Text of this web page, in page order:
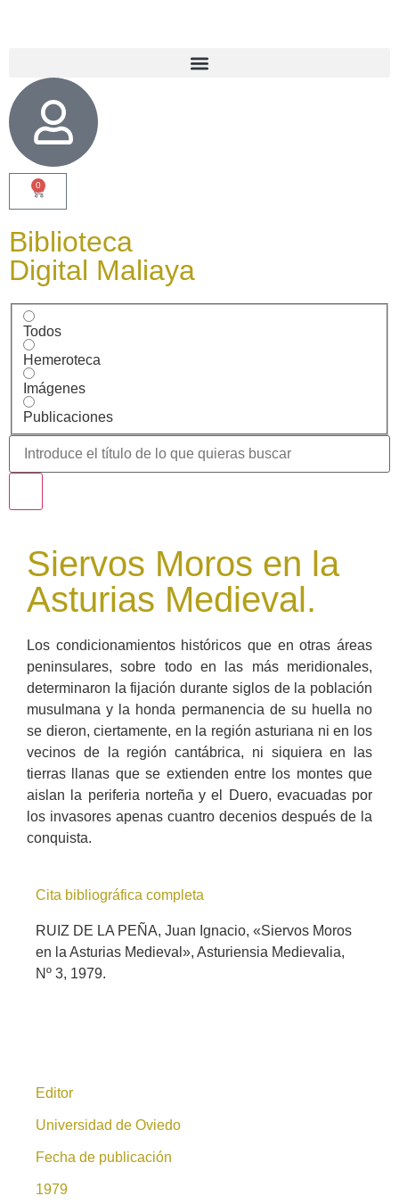
0
Biblioteca
Digital Maliaya
Todos
Hemeroteca
Imágenes
Publicaciones
Siervos Moros en la
Asturias Medieval.
Los condicionamientos históricos que en otras áreas
peninsulares, sobre todo en las más meridionales,
determinaron la fijación durante siglos de la población
musulmana y la honda permanencia de su huella no
se dieron, ciertamente, en la región asturiana ni en los
vecinos de la región cantábrica, ni siquiera en las
tierras llanas que se extienden entre los montes que
aislan la periferia norteña y el Duero, evacuadas por
los invasores apenas cuantro decenios después de la
conquista.
Cita bibliográfica completa
RUIZ DE LA PEÑA, Juan Ignacio, «Siervos Moros
en la Asturias Medieval», Asturiensia Medievalia,
Nº 3, 1979.
Editor
Universidad de Oviedo
Fecha de publicación
1979